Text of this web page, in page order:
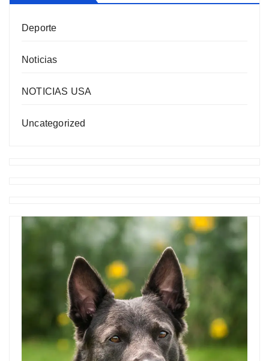
Deporte
Noticias
NOTICIAS USA
Uncategorized